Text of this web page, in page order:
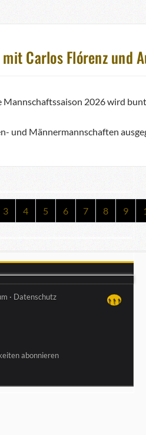
↑↑↑
· Datenschutz
abonnieren
Carlos Flórenz und
Mannschaftssaison 2026 wird
und Männermannschaften
3 4 5 6 7 8 9